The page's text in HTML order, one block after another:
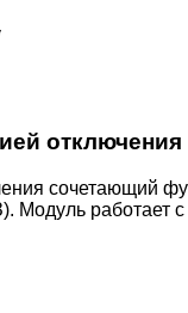
отключения
сочетающий
Модуль